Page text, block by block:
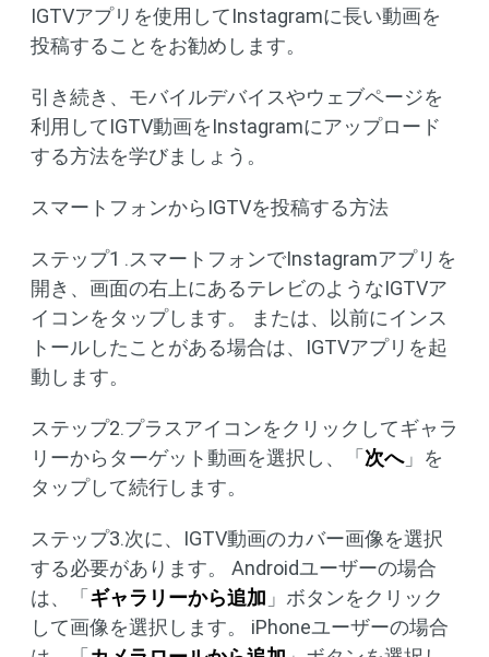
IGTVアプリを使用してInstagramに長い動画を
投稿することをお勧めします。
引き続き、モバイルデバイスやウェブページを
利用してIGTV動画をInstagramにアップロード
する方法を学びましょう。
スマートフォンからIGTVを投稿する方法
ステップ1 .スマートフォンでInstagramアプリを
開き、画面の右上にあるテレビのようなIGTVア
イコンをタップします。 または、以前にインス
トールしたことがある場合は、IGTVアプリを起
動します。
ステップ2.プラスアイコンをクリックしてギャラ
リーからターゲット動画を選択し、「 次へ」を
タップして続行します。
ステップ3.次に、IGTV動画のカバー画像を選択
する必要があります。 Androidユーザーの場合
は、「 ギャラリーから追加 」ボタンをクリック
して画像を選択します。 iPhoneユーザーの場合